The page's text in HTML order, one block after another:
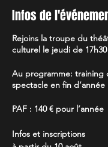
Infos de
Rejoins la troupe du
culturel le jeudi de 17h30
Au programme: training
spectacle en fin d’année
PAF : 140 € pour l’année
Infos et inscriptions